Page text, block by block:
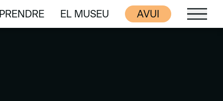
EL MUSEU
EL MUSEU
AVUI